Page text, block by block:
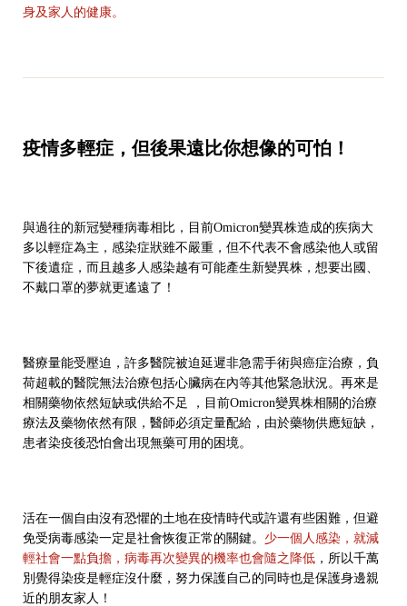
身及家人的健康。
疫情多輕症，但後果遠比你想像的可怕！
與過往的新冠變種病毒相比，目前Omicron變異株造成的疾病大
多以輕症為主，感染症狀雖不嚴重，但不代表不會感染他人或留
下後遺症，而且越多人感染越有可能產生新變異株，想要出國、
不戴口罩的夢就更遙遠了！
醫療量能受壓迫，許多醫院被迫延遲非急需手術與癌症治療，負
荷超載的醫院無法治療包括心臟病在內等其他緊急狀況。再來是
相關藥物依然短缺或供給不足 ，目前Omicron變異株相關的治療
療法及藥物依然有限，醫師必須定量配給，由於藥物供應短缺，
患者染疫後恐怕會出現無藥可用的困境。
活在一個自由沒有恐懼的土地在疫情時代或許還有些困難，但避
免受病毒感染一定是社會恢復正常的關鍵。 少一個人感染，就減
輕社會一點負擔，病毒再次變異的機率也會隨之降低 ，所以千萬
別覺得染疫是輕症沒什麼，努力保護自己的同時也是保護身邊親
近的朋友家人！